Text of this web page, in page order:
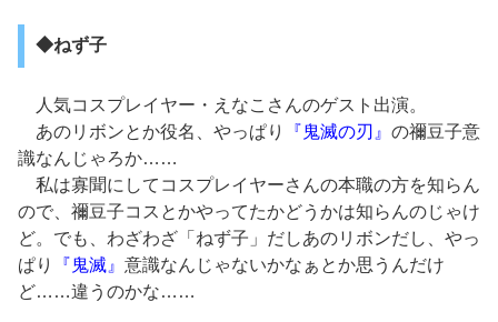
◆ねず子
人気コスプレイヤー・えなこさんのゲスト出演。
あのリボンとか役名、やっぱり
『鬼滅の刃』 の禰豆子意
識なんじゃろか……
私は寡聞にしてコスプレイヤーさんの本職の方を知らん
ので、禰豆子コスとかやってたかどうかは知らんのじゃけ
ど。でも、わざわざ「ねず子」だしあのリボンだし、やっ
ぱり
『鬼滅』 意識なんじゃないかなぁとか思うんだけ
ど……違うのかな……